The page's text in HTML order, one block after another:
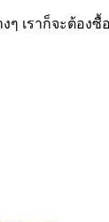
ๆ เราก็จะต้อ